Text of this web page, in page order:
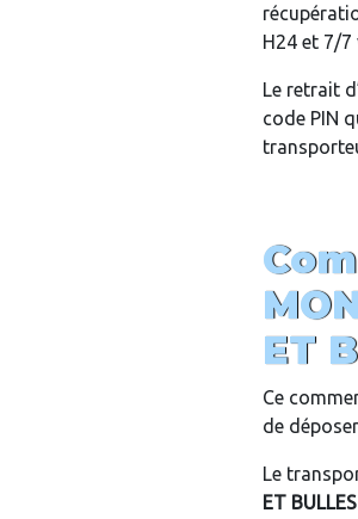
H24 et 7/7
Le retrait
code PIN
ET
Ce
de
Le
ET BULLES